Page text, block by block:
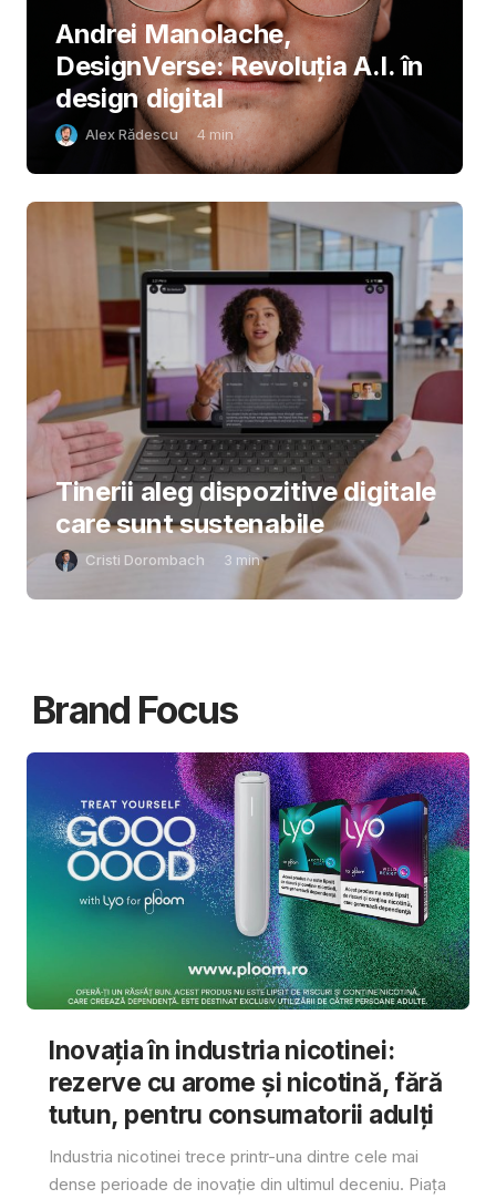
Andrei Manolache,
DesignVerse: Revoluția A.I. în
design digital
Alex Rădescu 4 min
Tinerii aleg dispozitive digitale
care sunt sustenabile
Cristi Dorombach 3 min
Brand Focus
Inovația în industria nicotinei:
rezerve cu arome și nicotină, fără
tutun, pentru consumatorii adulți
Industria nicotinei trece printr-una dintre cele mai
dense perioade de inovație din ultimul deceniu. Piața